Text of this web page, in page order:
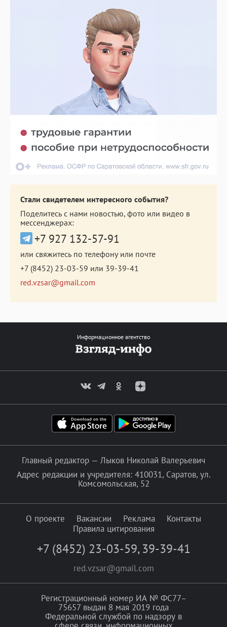
Стали свидетелем интересного события?
Поделитесь с нами новостью, фото или видео в
мессенджерах:
+7 927 132-57-91
или свяжитесь по телефону или почте
+7 (8452) 23-03-59 или 39-39-41
red.vzsar@gmail.com
Информационное агентство
Главный редактор — Лыков Николай Валерьевич
Адрес редакции и учредителя: 410031, Саратов, ул.
Комсомольская, 52
О проекте Вакансии Реклама
Контакты
Правила цитирования
+7 (8452) 23-03-59, 39-39-41
red.vzsar@gmail.com
Регистрационный номер ИА № ФС77–
75657 выдан 8 мая 2019 года
Федеральной службой по надзору в